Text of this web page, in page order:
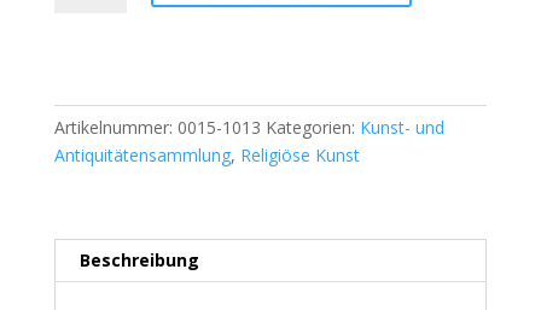
Artikelnummer: 0015-1013 Kategorien: Kunst- und
Antiquitätensammlung, Religiöse Kunst
Beschreibung